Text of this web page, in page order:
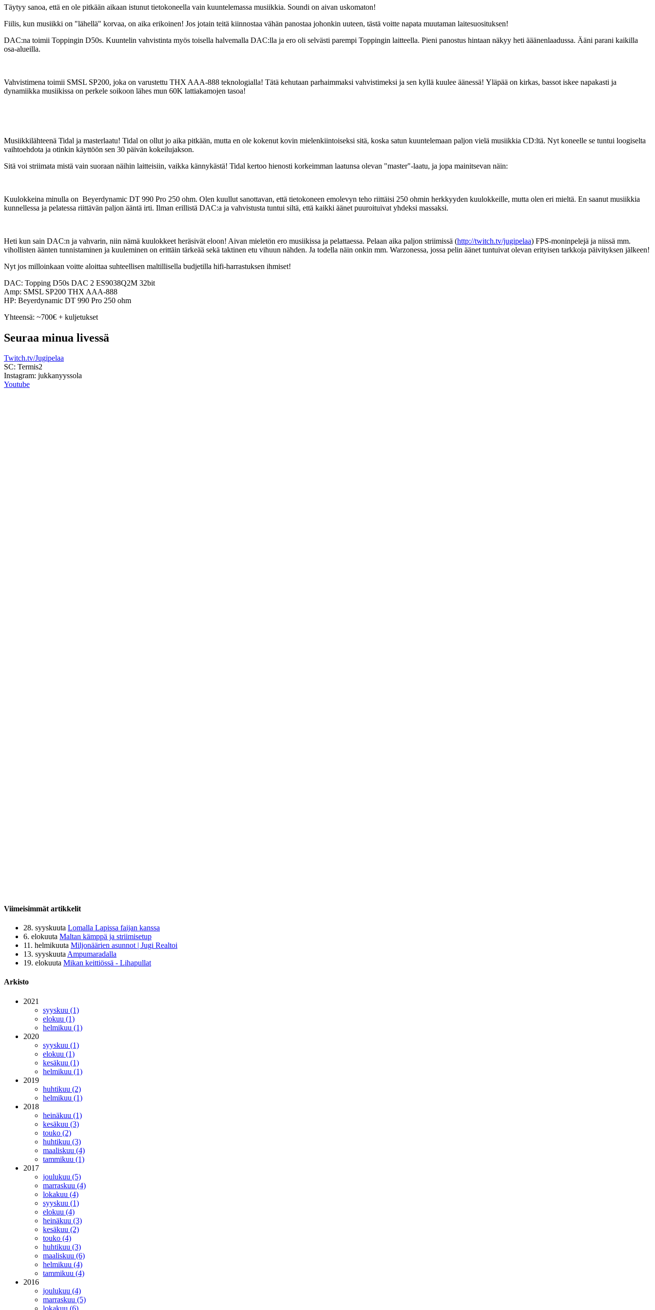
Täytyy sanoa, että en ole pitkään aikaan istunut tietokoneella vain kuuntelemassa musiikkia. Soundi on aivan uskomaton!
Fiilis, kun musiikki on "lähellä" korvaa, on aika erikoinen! Jos jotain teitä kiinnostaa vähän panostaa johonkin uuteen, tästä voitte napata muutaman laitesuosituksen!
DAC:na toimii Toppingin D50s. Kuuntelin vahvistinta myös toisella halvemalla DAC:lla ja ero oli selvästi parempi Toppingin laitteella. Pieni panostus hintaan näkyy heti ääänenlaadussa. Ääni parani kaikilla
osa-alueilla.
Vahvistimena toimii SMSL SP200, joka on varustettu THX AAA-888 teknologialla! Tätä kehutaan parhaimmaksi vahvistimeksi ja sen kyllä kuulee äänessä! Yläpää on kirkas, bassot iskee napakasti ja
dynamiikka musiikissa on perkele soikoon lähes mun 60K lattiakamojen tasoa!
Musiikkilähteenä Tidal ja masterlaatu! Tidal on ollut jo aika pitkään, mutta en ole kokenut kovin mielenkiintoiseksi sitä, koska satun kuuntelemaan paljon vielä musiikkia CD:ltä. Nyt koneelle se tuntui loogiselta
vaihtoehdota ja otinkin käyttöön sen 30 päivän kokeilujakson.
Sitä voi striimata mistä vain suoraan näihin laitteisiin, vaikka kännykästä! Tidal kertoo hienosti korkeimman laatunsa olevan "master"-laatu, ja jopa mainitsevan näin:
Kuulokkeina minulla on Beyerdynamic DT 990 Pro 250 ohm. Olen kuullut sanottavan, että tietokoneen emolevyn teho riittäisi 250 ohmin herkkyyden kuulokkeille, mutta olen eri mieltä. En saanut musiikkia
kunnellessa ja pelatessa riittävän paljon ääntä irti. Ilman erillistä DAC:a ja vahvistusta tuntui siltä, että kaikki äänet puuroituivat yhdeksi massaksi.
Heti kun sain DAC:n ja vahvarin, niin nämä kuulokkeet heräsivät eloon! Aivan mieletön ero musiikissa ja pelattaessa. Pelaan aika paljon striimissä (http://twitch.tv/jugipelaa) FPS-moninpelejä ja niissä mm.
vihollisten äänten tunnistaminen ja kuuleminen on erittäin tärkeää sekä taktinen etu vihuun nähden. Ja todella näin onkin mm. Warzonessa, jossa pelin äänet tuntuivat olevan erityisen tarkkoja päivityksen jälkeen!
Nyt jos milloinkaan voitte aloittaa suhteellisen maltillisella budjetilla hifi-harrastuksen ihmiset!
DAC: Topping D50s DAC 2 ES9038Q2M 32bit
Amp: SMSL SP200 THX AAA-888
HP: Beyerdynamic DT 990 Pro 250 ohm
Yhteensä: ~700€ + kuljetukset
Seuraa minua livessä
Twitch.tv/Jugipelaa
SC: Termis2
Instagram: jukkanyyssola
Youtube
Viimeisimmät artikkelit
28. syyskuuta Lomalla Lapissa faijan kanssa
6. elokuuta Maltan kämppä ja striimisetup
11. helmikuuta Miljonäärien asunnot | Jugi Realtoi
13. syyskuuta Ampumaradalla
19. elokuuta Mikan keittiössä - Lihapullat
Arkisto
2021
syyskuu (1)
elokuu (1)
helmikuu (1)
2020
syyskuu (1)
elokuu (1)
kesäkuu (1)
helmikuu (1)
2019
huhtikuu (2)
helmikuu (1)
2018
heinäkuu (1)
kesäkuu (3)
touko (2)
huhtikuu (3)
maaliskuu (4)
tammikuu (1)
2017
joulukuu (5)
marraskuu (4)
lokakuu (4)
syyskuu (1)
elokuu (4)
heinäkuu (3)
kesäkuu (2)
touko (4)
huhtikuu (3)
maaliskuu (6)
helmikuu (4)
tammikuu (4)
2016
joulukuu (4)
marraskuu (5)
lokakuu (6)